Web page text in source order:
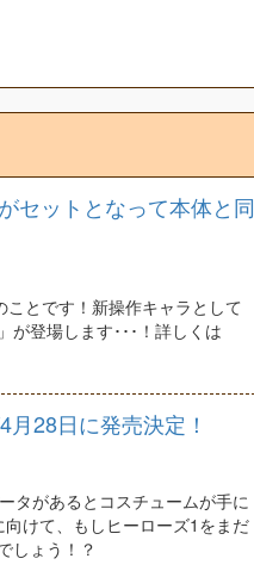
セットとなって本体と同
とです！新操作キャラとして
が登場します･･･！詳しくは
28日に発売決定！
タがあるとコスチュームが手に
けて、もしヒーローズ1をまだ
しょう！？